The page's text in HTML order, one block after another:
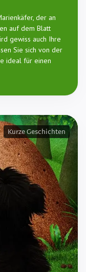
der an
auf dem Blatt
gewiss auch Ihre
Sie sich von der
ideal für einen
Kurze Geschichten